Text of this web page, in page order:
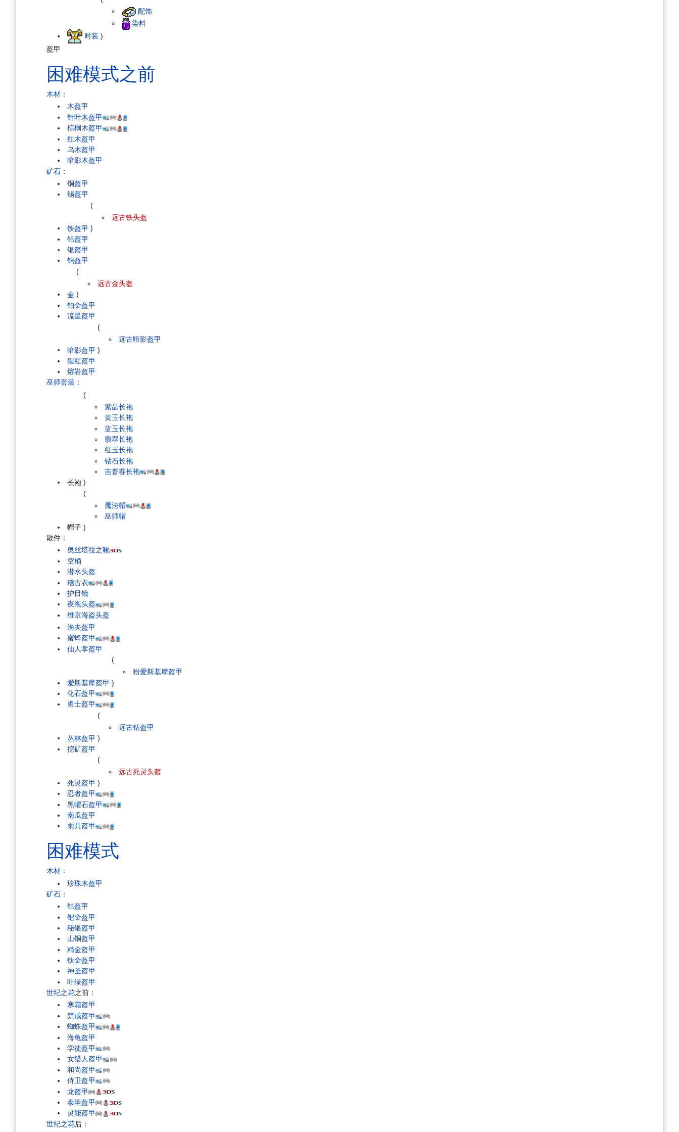
时装
配饰
染料
)
盔甲
困难模式之前
木材 ：
木盔甲
针叶木盔甲
棕榈木盔甲
红木盔甲
乌木盔甲
暗影木盔甲
矿石 ：
铜盔甲
锡盔甲
铁盔甲
(
远古铁头盔
)
铅盔甲
银盔甲
钨盔甲
金
(
远古金头盔
)
铂金盔甲
流星盔甲
暗影盔甲
(
远古暗影盔甲
)
猩红盔甲
熔岩盔甲
巫师套装 ：
长袍
(
紫晶长袍
黄玉长袍
蓝玉长袍
翡翠长袍
红玉长袍
钻石长袍
吉普赛长袍
)
帽子
(
魔法帽
巫师帽
)
散件：
奥丝塔拉之靴
空桶
潜水头盔
稽古衣
护目镜
夜视头盔
维京海盗头盔
渔夫盔甲
蜜蜂盔甲
仙人掌盔甲
爱斯基摩盔甲
(
粉爱斯基摩盔甲
)
化石盔甲
勇士盔甲
丛林盔甲
(
远古钴盔甲
)
挖矿盔甲
死灵盔甲
(
远古死灵头盔
)
忍者盔甲
黑曜石盔甲
南瓜盔甲
雨具盔甲
困难模式
木材 ：
珍珠木盔甲
矿石 ：
钴盔甲
钯金盔甲
秘银盔甲
山铜盔甲
精金盔甲
钛金盔甲
神圣盔甲
叶绿盔甲
世纪之花之前：
寒霜盔甲
禁戒盔甲
蜘蛛盔甲
海龟盔甲
学徒盔甲
女猎人盔甲
和尚盔甲
侍卫盔甲
龙盔甲
泰坦盔甲
灵能盔甲
世纪之花后：